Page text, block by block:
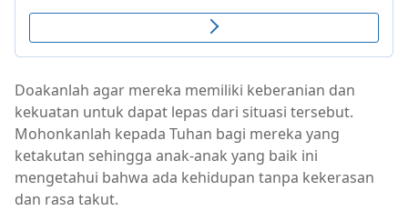
Doakanlah agar mereka memiliki keberanian dan
kekuatan untuk dapat lepas dari situasi tersebut.
Mohonkanlah kepada Tuhan bagi mereka yang
ketakutan sehingga anak-anak yang baik ini
mengetahui bahwa ada kehidupan tanpa kekerasan
dan rasa takut.